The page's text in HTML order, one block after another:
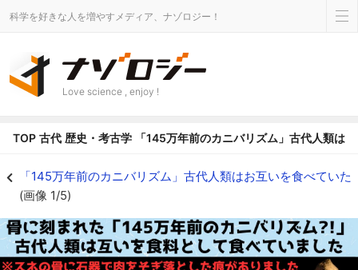
科学を好きな人を増やすメディア、ナゾロジー！
Love science , enjoy !
TOP 古代 歴史・考古学 「145万年前のカニバリズム」古代人類は
「145万年前のカニバリズム」古代人類はお互いを食べていた
(画像 1/5)